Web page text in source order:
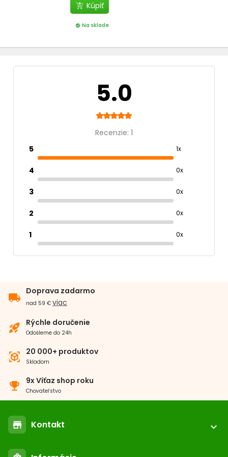
Kúpiť
check_circle Na sklade
5.0
Recenzie: 1
5
1x
4 0x
3 0x
2 0x
1 0x
local_shipping
Doprava zadarmo
nad 59 € viac
rocket_launch Rýchle doručenie
Odošleme do 24h
view_in_ar 20 000+ produktov
Skladom
emoji_events 9x Víťaz shop roku
Chovateľstvo
store Kontakt
expand_more
location_on